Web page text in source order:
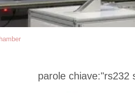
parole chiave:"rs232